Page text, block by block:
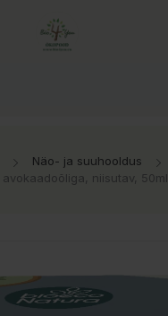
Näo- ja suuhooldus
niisutav, 50ml